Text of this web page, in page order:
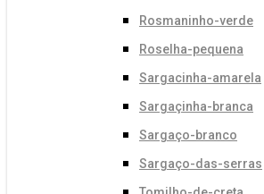
Rosmaninho-verde
Roselha-pequena
Sargacinha-amarela
Sargaçinha-branca
Sargaço-branco
Sargaço-das-serras